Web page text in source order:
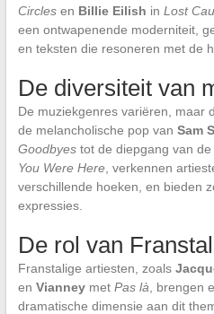
Circlesen Billie Eilish in Lost
een ontwapenende moderniteit,
en teksten die resoneren met de
De diversiteit van
De muziekgenres variëren, maar
de melancholische pop van Sam
Goodbyestot de diepgang van de
You Were Here, verkennen
verschillende hoeken, en bieden
expressies.
De rol van
Franstalige artiesten, zoals
en Vianneymet Pas là , brengen
dramatische dimensie aan dit